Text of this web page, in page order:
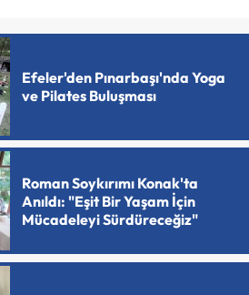
Efeler'den Pınarbaşı'nda Yoga
ve Pilates Buluşması
Roman Soykırımı Konak'ta
Anıldı: "Eşit Bir Yaşam İçin
Mücadeleyi Sürdüreceğiz"